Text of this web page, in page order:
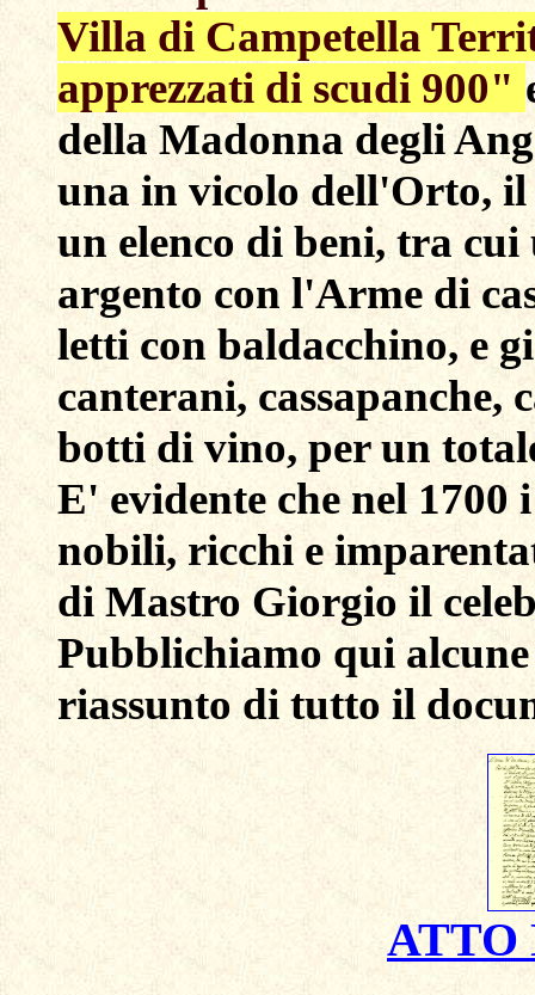
Villa di Campetella
apprezzati di scudi 900"
della Madonna degli
una in vicolo dell'Orto, il
un elenco di beni, tra
argento con l'Arme di
letti con baldacchino, e
canterani, cassapanche,
botti di vino, per un
E' evidente che nel
nobili, ricchi e
di Mastro Giorgio il
Pubblichiamo qui
riassunto di tutto il
ATTO